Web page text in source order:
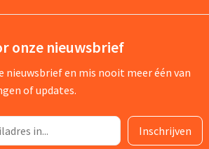
onze nieuwsbrief
nieuwsbrief en mis nooit meer één van
of updates.